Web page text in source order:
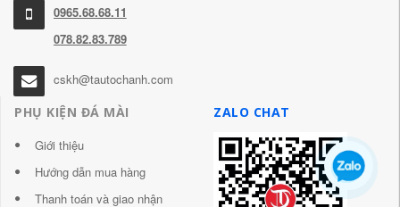
0965.68.68.11
078.82.83.789
cskh@tautochanh.com
PHỤ KIỆN ĐÁ MÀI
Giới thiệu
Hướng dẫn mua hàng
Thanh toán và giao nhận
ZALO CHAT